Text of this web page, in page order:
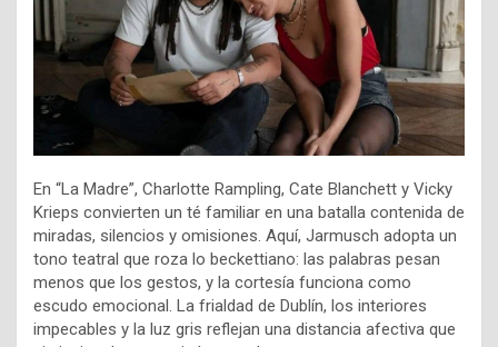
En “La Madre”, Charlotte Rampling, Cate Blanchett y Vicky
Krieps convierten un té familiar en una batalla contenida de
miradas, silencios y omisiones. Aquí, Jarmusch adopta un
tono teatral que roza lo beckettiano: las palabras pesan
menos que los gestos, y la cortesía funciona como
escudo emocional. La frialdad de Dublín, los interiores
impecables y la luz gris reflejan una distancia afectiva que